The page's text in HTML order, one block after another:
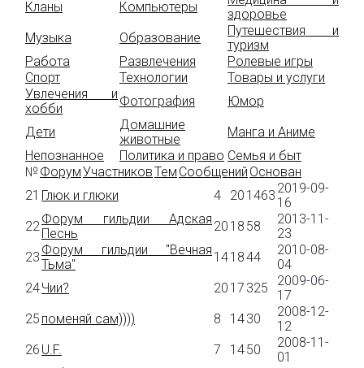
Кланы
Компьютеры
здоровье
Музыка
Образование
Путешествия и
туризм
Работа
Развлечения
Ролевые игры
Спорт
Технологии
Товары и услуги
Увлечения и
хобби
Фотография
Юмор
Дети
Домашние
животные
Манга и Аниме
Непознанное
Политика и право Семья и быт
№ ФорумУчастниковТем Сообщений Основан
21 Глюк и глюки 4 20 1463 2019-09-
16
22Форум гильдии Адская
Песнь
20 18 58
2013-11-
23
23 Форум гильдии "Вечная
Тьма"
141844
2010-08-
04
24Чии? 20 17 325
2009-06-
17
25 поменяй сам)))) 8 1430
2008-12-
12
26 U.F. 7 1450
2008-11-
01